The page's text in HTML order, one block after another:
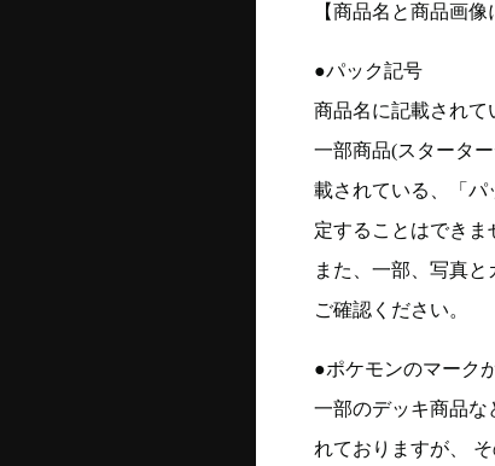
【商品名と商品画像
●パック記号
商品名に記載されて
一部商品(スタータ
載されている、「パ
定することはできま
また、一部、写真
ご確認ください。
●ポケモンのマーク
一部のデッキ商品な
れておりますが、